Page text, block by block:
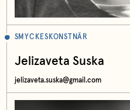
SMYCKESKONSTNÄR
Jelizaveta Suska
jelizaveta.suska@gmail.com